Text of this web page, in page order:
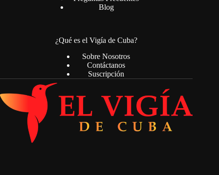
Blog
¿Qué es el Vigía de Cuba?
Sobre Nosotros
Contáctanos
Suscripción